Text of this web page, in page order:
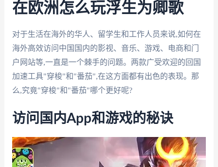
在欧洲怎么玩浮生为卿歌
对于生活在海外的华人、留学生和工作人员来说,如何在
海外高效访问中国国内的影视、音乐、游戏、电商和门
户网站等,一直是一个棘手的问题。两款广受欢迎的回国
加速工具"穿梭"和"番茄",在这方面都有出色的表现。那
么,究竟"穿梭"和"番茄"哪个更好呢?
访问国内App和游戏的秘诀